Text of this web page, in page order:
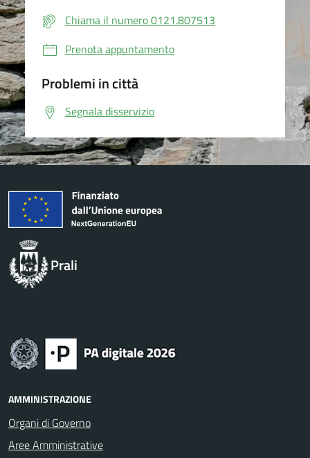
Chiama il numero 0121.807513
Prenota appuntamento
Problemi in città
Segnala disservizio
Prali
AMMINISTRAZIONE
Organi di Governo
Aree Amministrative